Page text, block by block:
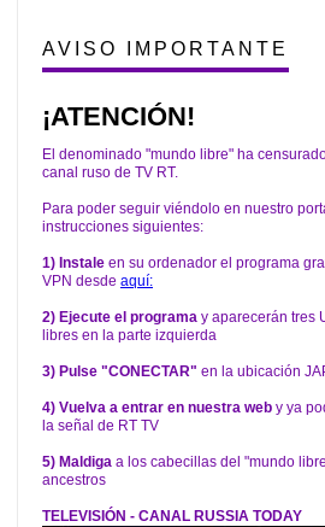
AVISO IMPORTANTE
¡ATENCIÓN!
El denominado "mundo libre" ha
canal ruso de TV RT.
Para poder seguir viéndolo en nuestro
instrucciones siguientes:
1) Instale en su ordenador el programa
VPN desde aquí:
2) Ejecute el programa y aparecerán tres
libres en la parte izquierda
3) Pulse "CONECTAR" en la ubicación
4) Vuelva a entrar en nuestra web y ya
la señal de RT TV
5) Maldiga a los cabecillas del "mundo
ancestros
TELEVISIÓN - CANAL RUSSIA TODAY